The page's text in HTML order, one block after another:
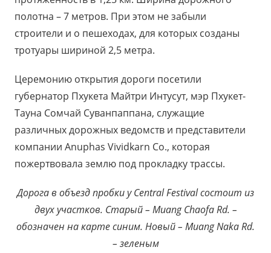
полотна – 7 метров. При этом не забыли
строители и о пешеходах, для которых созданы
тротуары шириной 2,5 метра.
Церемонию открытия дороги посетили
губернатор Пхукета Майтри Интусут, мэр Пхукет-
Тауна Сомчай Суванпаппана, служащие
различных дорожных ведомств и представители
компании Anuphas Vividkarn Co., которая
пожертвовала землю под прокладку трассы.
Дорога в объезд пробки у Central Festival состоит из
двух участков. Старый – Muang Chaofa Rd. –
обозначен на карте синим. Новый – Muang Naka Rd.
– зеленым